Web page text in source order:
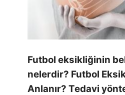
Futbol eksikliğinin
nelerdir? Futbol
Anlanır? Tedavi